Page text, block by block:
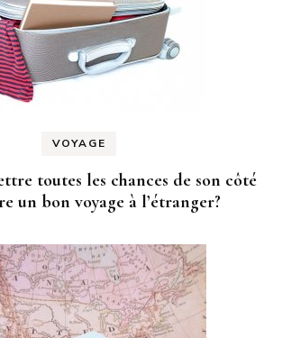
VOYAGE
toutes les chances de son côté
un bon voyage à l’étranger?